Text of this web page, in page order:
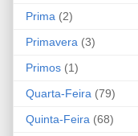
Prima (2)
Primavera (3)
Primos (1)
Quarta-Feira (79)
Quinta-Feira (68)